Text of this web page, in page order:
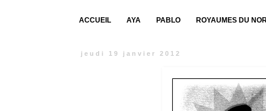
ACCUEIL AYA PABLO ROYAUMES DU
jeudi 19 janvier 2012